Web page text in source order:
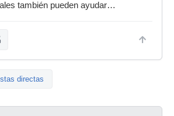
también pueden ayudar…
directas